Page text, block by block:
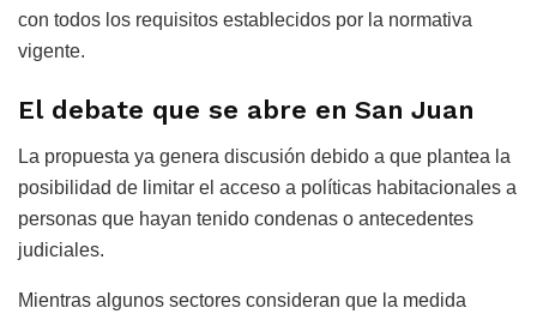
con todos los requisitos establecidos por la normativa
vigente.
El debate que se abre en San Juan
La propuesta ya genera discusión debido a que plantea la
posibilidad de limitar el acceso a políticas habitacionales a
personas que hayan tenido condenas o antecedentes
judiciales.
Mientras algunos sectores consideran que la medida